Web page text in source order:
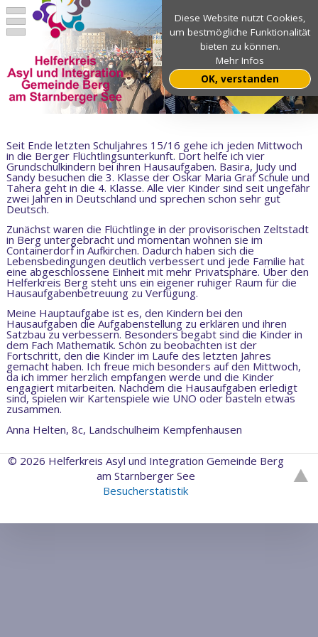
Seit Ende letzten Schuljahres 15/16 gehe ich jeden Mittwoch
in die Berger Flüchtlingsunterkunft. Dort helfe ich vier
Grundschulkindern bei ihren Hausaufgaben. Basira, Judy und
Sandy besuchen die 3. Klasse der Oskar Maria Graf Schule und
Tahera geht in die 4. Klasse. Alle vier Kinder sind seit ungefähr
zwei Jahren in Deutschland und sprechen schon sehr gut
Deutsch.
Zunächst waren die Flüchtlinge in der provisorischen Zeltstadt
in Berg untergebracht und momentan wohnen sie im
Containerdorf in Aufkirchen. Dadurch haben sich die
Lebensbedingungen deutlich verbessert und jede Familie hat
eine abgeschlossene Einheit mit mehr Privatsphäre. Über den
Helferkreis Berg steht uns ein eigener ruhiger Raum für die
Hausaufgabenbetreuung zu Verfügung.
Meine Hauptaufgabe ist es, den Kindern bei den
Hausaufgaben die Aufgabenstellung zu erklären und ihren
Satzbau zu verbessern. Besonders begabt sind die Kinder in
dem Fach Mathematik. Schön zu beobachten ist der
Fortschritt, den die Kinder im Laufe des letzten Jahres
gemacht haben. Ich freue mich besonders auf den Mittwoch,
da ich immer herzlich empfangen werde und die Kinder
engagiert mitarbeiten. Nachdem die Hausaufgaben erledigt
sind, spielen wir Kartenspiele wie UNO oder basteln etwas
zusammen.
Anna Helten, 8c, Landschulheim Kempfenhausen
© 2026 Helferkreis Asyl und Integration Gemeinde Berg
am Starnberger See
Besucherstatistik
Diese Website nutzt Cookies,
um bestmögliche Funktionalität
bieten zu können.
Mehr Infos
OK, verstanden